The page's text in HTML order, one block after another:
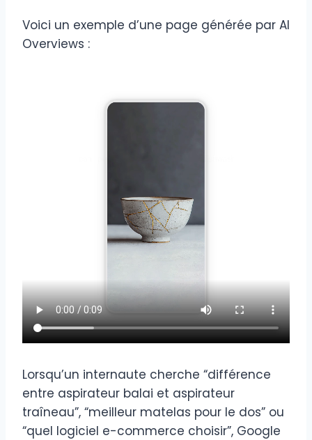
Voici un exemple d’une page générée par AI
Overviews :
Lorsqu’un internaute cherche “différence
entre aspirateur balai et aspirateur
traîneau”, “meilleur matelas pour le dos” ou
“quel logiciel e-commerce choisir”, Google